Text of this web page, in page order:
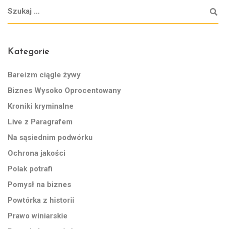
Kategorie
Bareizm ciągle żywy
Biznes Wysoko Oprocentowany
Kroniki kryminalne
Live z Paragrafem
Na sąsiednim podwórku
Ochrona jakości
Polak potrafi
Pomysł na biznes
Powtórka z historii
Prawo winiarskie